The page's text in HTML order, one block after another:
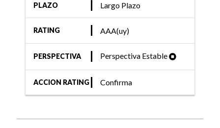
PLAZO Largo Plazo
RATING AAA(uy)
PERSPECTIVA Perspectiva Estable
ACCION RATING Confirma